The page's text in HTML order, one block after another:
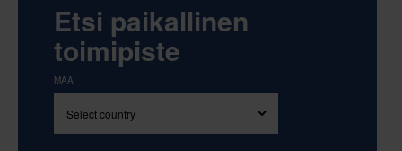
Etsi paikallinen
toimipiste
MAA